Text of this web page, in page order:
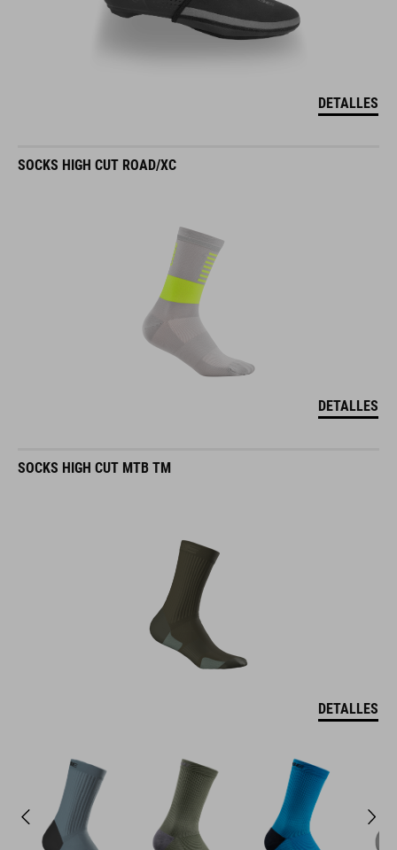
DETALLES
SOCKS HIGH CUT ROAD/XC
DETALLES
SOCKS HIGH CUT MTB TM
DETALLES